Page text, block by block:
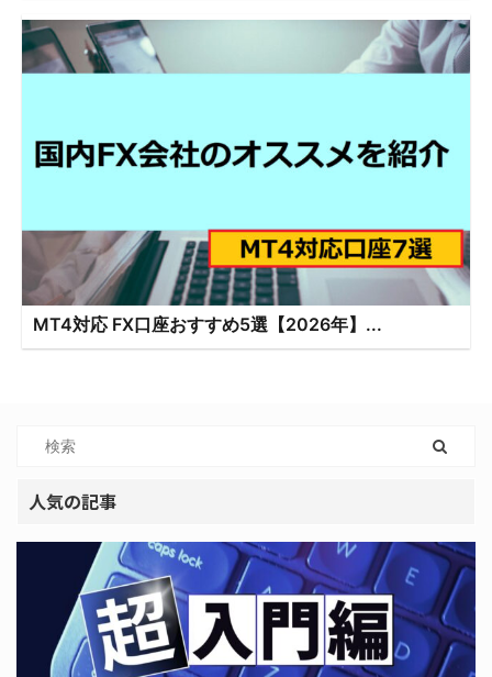
MT4対応 FX口座おすすめ5選【2026年】...
人気の記事